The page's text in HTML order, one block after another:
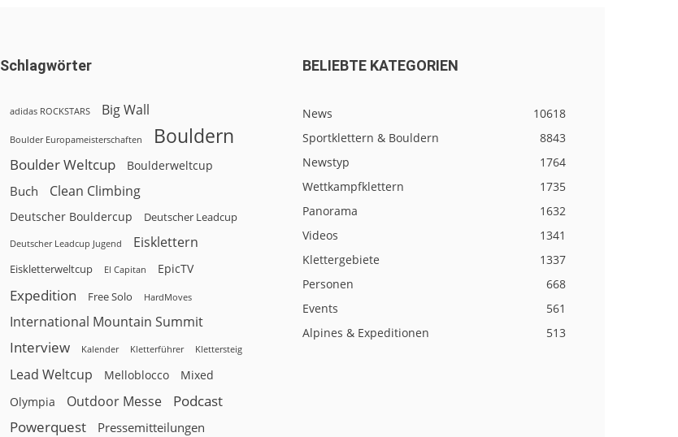
Schlagwörter
adidas ROCKSTARS Big Wall
Boulder Europameisterschaften Bouldern
Boulder Weltcup Boulderweltcup
Buch Clean Climbing
Deutscher Bouldercup Deutscher Leadcup
Deutscher Leadcup Jugend Eisklettern
Eiskletterweltcup El Capitan EpicTV
Expedition Free Solo HardMoves
International Mountain Summit
Interview Kalender Kletterführer Klettersteig
Lead Weltcup Melloblocco Mixed
Olympia Outdoor Messe
Podcast
Powerquest
Pressemitteilungen
BELIEBTE KATEGORIEN
News
10618
Sportklettern & Bouldern
8843
Newstyp
1764
Wettkampfklettern
1735
Panorama
1632
Videos
1341
Klettergebiete
1337
Personen
668
Events
561
Alpines & Expeditionen
513